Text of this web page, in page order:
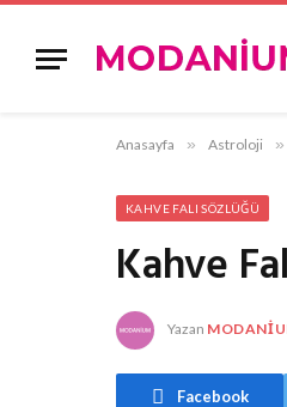
Anasayfa » Astroloji »
KAHVE FALI SÖZLÜĞÜ
Kahve
Yazan
Facebook